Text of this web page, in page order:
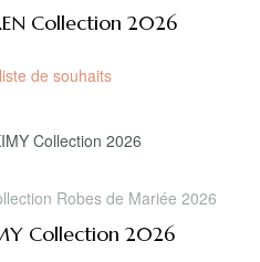
Collection 2026
de souhaits
Robes de Mariée 2026
Collection 2026